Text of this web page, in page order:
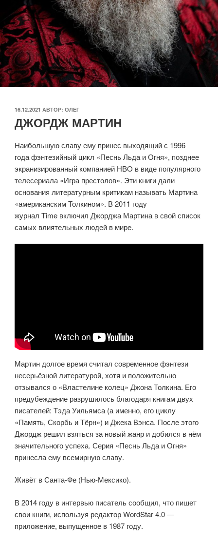
ОПУБЛИКОВАНО
16.12.2021 АВТОР: ОЛЕГ
ДЖОРДЖ МАРТИН
Наибольшую славу ему принес выходящий с 1996
года фэнтезийный цикл «Песнь Льда и Огня», позднее
экранизированный компанией HBO в виде популярного
телесериала «Игра престолов». Эти книги дали
основания литературным критикам называть Мартина
«американским Толкином». В 2011 году
журнал Time включил Джорджа Мартина в свой список
самых влиятельных людей в мире.
Мартин долгое время считал современное фэнтези
несерьёзной литературой, хотя и положительно
отзывался о «Властелине колец» Джона Толкина. Его
предубеждение разрушилось благодаря книгам двух
писателей: Тэда Уильямса (а именно, его циклу
«Память, Скорбь и Тёрн») и Джека Вэнса. После этого
Джордж решил взяться за новый жанр и добился в нём
значительного успеха. Серия «Песнь Льда и Огня»
принесла ему всемирную славу.
Живёт в Санта-Фе (Нью-Мексико).
В 2014 году в интервью писатель сообщил, что пишет
свои книги, используя редактор WordStar 4.0 —
приложение, выпущенное в 1987 году.